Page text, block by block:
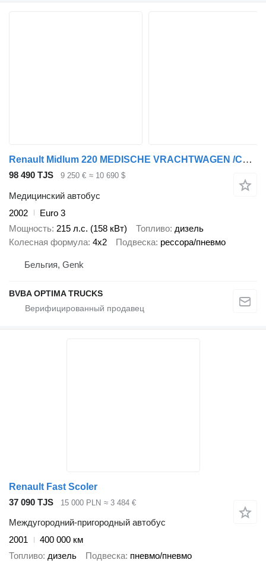
Renault Midlum 220 MEDISCHE VRACHTWAGEN /CAMION MEDICALE / MEDICAL TRUCK
98 490 TJS 9 250 € ≈ 10 690 $
Медицинский автобус
2002
Euro 3
Мощность 215 л.с. (158 кВт) Топливо дизель
Колесная формула 4x2 Подвеска рессора/пневмо
Бельгия, Genk
BVBA OPTIMA TRUCKS
Renault Fast Scoler
37 090 TJS
15 000 PLN ≈ 3 484 €
Междугородний-пригородный автобус
2001
400 000 км
Топливо дизель Подвеска пневмо/пневмо